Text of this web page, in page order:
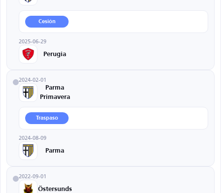
Cesión
2025-06-29
Perugia
2024-02-01
Parma
Primavera
Traspaso
2024-08-09
Parma
2022-09-01
Östersunds